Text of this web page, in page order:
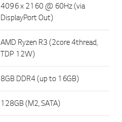
4096 x 2160 @ 60Hz (via
DisplayPort Out)
AMD Ryzen R3 (2core 4thread,
TDP 12W)
8GB DDR4 (up to 16GB)
128GB (M2, SATA)